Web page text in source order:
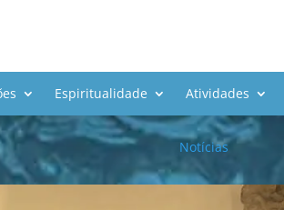
Espiritualidade Atividades
entre certo
Notícias